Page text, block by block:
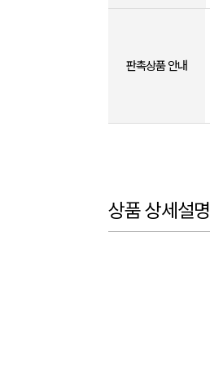
판촉상품 안내
상품 상세설명